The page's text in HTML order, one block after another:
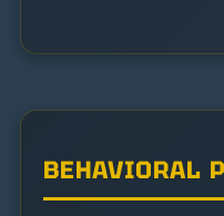
BEHAVIORAL